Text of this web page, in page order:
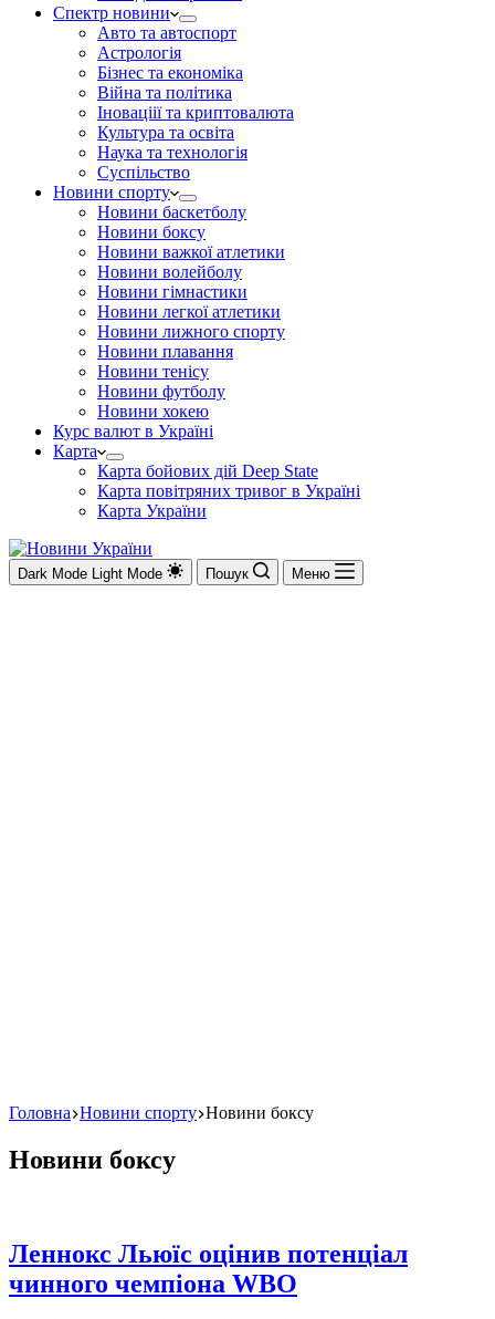
Спектр новини
Авто та автоспорт
Астрологія
Бізнес та економіка
Війна та політика
Іноваціії та криптовалюта
Культура та освіта
Наука та технологія
Суспільство
Новини спорту
Новини баскетболу
Новини боксу
Новини важкої атлетики
Новини волейболу
Новини гімнастики
Новини легкої атлетики
Новини лижного спорту
Новини плавання
Новини тенісу
Новини футболу
Новини хокею
Курс валют в Україні
Карта
Карта бойових дій Deep State
Карта повітряних тривог в Україні
Карта України
Dark Mode Light Mode Пошук Меню
Головна Новини спорту Новини боксу
Новини боксу
Леннокс Льюїс оцінив потенціал
чинного чемпіона WBO